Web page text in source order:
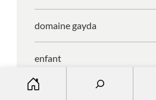
domaine gayda
enfant
entreprise